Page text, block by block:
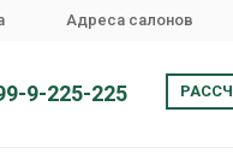
Адреса салонов
9-225-225